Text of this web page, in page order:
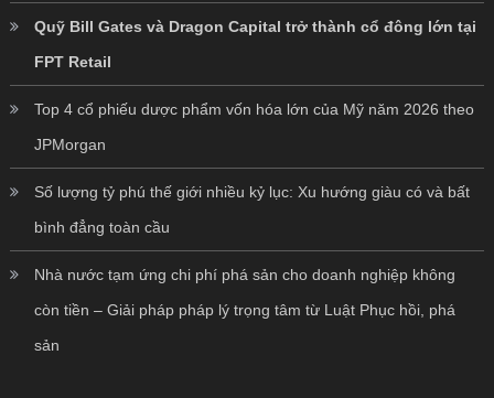
Quỹ Bill Gates và Dragon Capital trở thành cổ đông lớn tại
FPT Retail
Top 4 cổ phiếu dược phẩm vốn hóa lớn của Mỹ năm 2026 theo
JPMorgan
Số lượng tỷ phú thế giới nhiều kỷ lục: Xu hướng giàu có và bất
bình đẳng toàn cầu
Nhà nước tạm ứng chi phí phá sản cho doanh nghiệp không
còn tiền – Giải pháp pháp lý trọng tâm từ Luật Phục hồi, phá
sản